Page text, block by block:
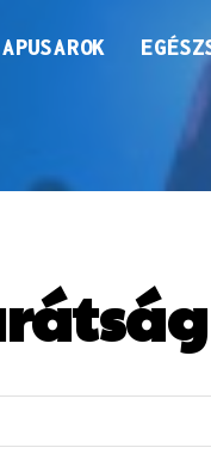
APUSAROK